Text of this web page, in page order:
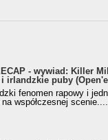
- wywiad: Killer
i irlandzkie puby
fenomen rapowy i
współczesnej scenie....